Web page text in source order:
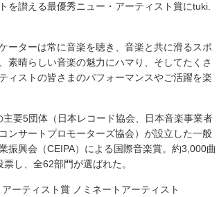
を讃える最優秀ニュー・アーティスト賞にtuki.
ターは常に音楽を聴き、音楽と共に滑るスポ
素晴らしい音楽の魅力にハマり、そしてたくさ
ィストの皆さまのパフォーマンスやご活躍を楽
要5団体（日本レコード協会、日本音楽事業者
ンサートプロモーターズ協会）が設立した一般
振興会（CEIPA）による国際音楽賞。約3,000曲
し、全62部門が選ばれた。
ーティスト賞 ノミネートアーティスト